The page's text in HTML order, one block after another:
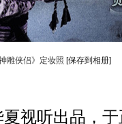
雕侠侣》定妆照 [保存到相册]
视听出品， 于